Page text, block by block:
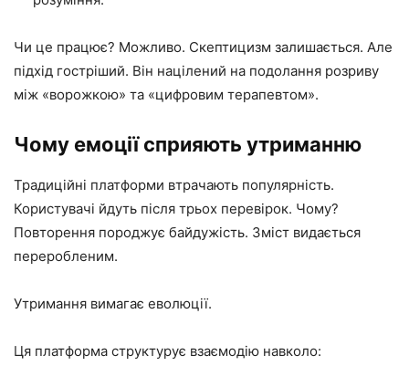
Чи це працює? Можливо. Скептицизм залишається. Але
підхід гостріший. Він націлений на подолання розриву
між «ворожкою» та «цифровим терапевтом».
Чому емоції сприяють утриманню
Традиційні платформи втрачають популярність.
Користувачі йдуть після трьох перевірок. Чому?
Повторення породжує байдужість. Зміст видається
переробленим.
Утримання вимагає еволюції.
Ця платформа структурує взаємодію навколо: